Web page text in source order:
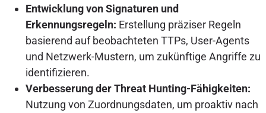
Entwicklung von Signaturen und
Erkennungsregeln: Erstellung präziser Regeln
basierend auf beobachteten TTPs, User-Agents
und Netzwerk-Mustern, um zukünftige Angriffe zu
identifizieren.
Verbesserung der Threat Hunting-Fähigkeiten:
Nutzung von Zuordnungsdaten, um proaktiv nach